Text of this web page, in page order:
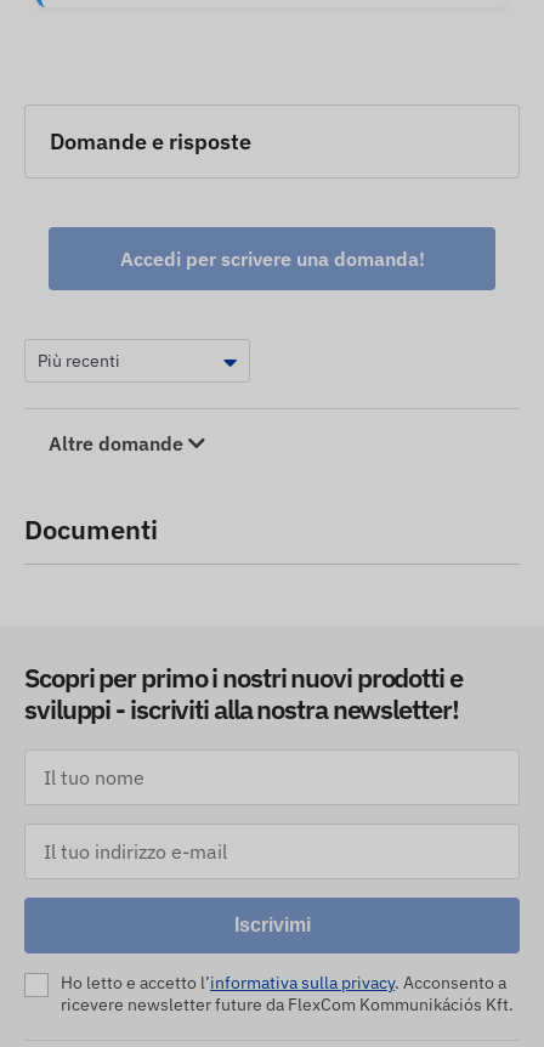
Domande e risposte
Accedi per scrivere una domanda!
Altre domande
Documenti
Scopri per primo i nostri nuovi prodotti e
sviluppi - iscriviti alla nostra newsletter!
Iscrivimi
Ho letto e accetto l’informativa sulla privacy. Acconsento a
ricevere newsletter future da FlexCom Kommunikációs Kft.